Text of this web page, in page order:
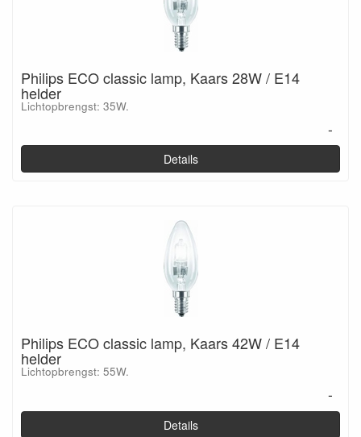
Philips ECO classic lamp, Kaars 28W / E14
helder
Lichtopbrengst: 35W.
-
Details
Philips ECO classic lamp, Kaars 42W / E14
helder
Lichtopbrengst: 55W.
-
Details